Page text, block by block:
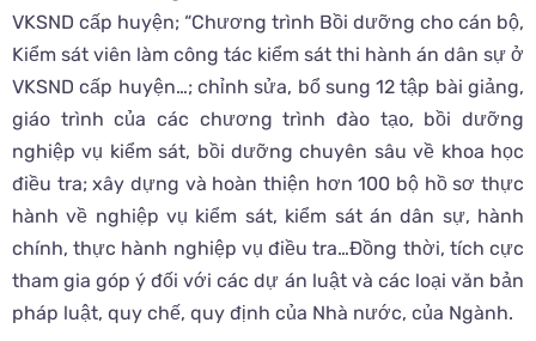
VKSND cấp huyện; “Chương trình Bồi dưỡng cho cán bộ,
Kiểm sát viên làm công tác kiểm sát thi hành án dân sự ở
VKSND cấp huyện…; chỉnh sửa, bổ sung 12 tập bài giảng,
giáo trình của các chương trình đào tạo, bồi dưỡng
nghiệp vụ kiểm sát, bồi dưỡng chuyên sâu về khoa học
điều tra; xây dựng và hoàn thiện hơn 100 bộ hồ sơ thực
hành về nghiệp vụ kiểm sát, kiểm sát án dân sự, hành
chính, thực hành nghiệp vụ điều tra…Đồng thời, tích cực
tham gia góp ý đối với các dự án luật và các loại văn bản
pháp luật, quy chế, quy định của Nhà nước, của Ngành.